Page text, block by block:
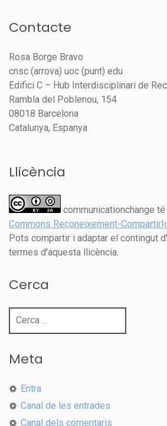
Contacte
Rosa Borge Bravo
cnsc (arrova) uoc (punt) edu
Edifici C – Hub Interdisciplinari de
Rambla del Poblenou, 154
08018 Barcelona
Catalunya, Espanya
Llicència
communicationchange
Commons Reconeixement-
Pots compartir i adaptar el contingut
termes d'aquesta llicència.
Cerca
Cerca:
Meta
Entra
Canal de les entrades
Canal dels comentaris